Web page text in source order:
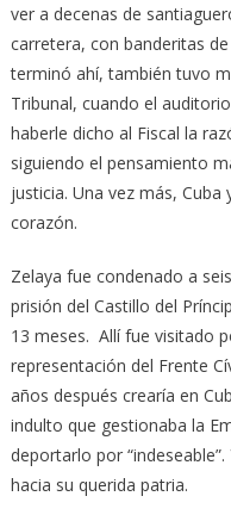
ver a decenas de
carretera, con banderitas
terminó ahí, también tuvo
Tribunal, cuando el
haberle dicho al Fiscal la
siguiendo el pensamiento
justicia. Una vez más,
corazón.
Zelaya fue condenado a
prisión del Castillo del
13 meses. Allí fue visitado
representación del Frente
años después crearía en
indulto que gestionaba la
deportarlo por
hacia su querida patria.